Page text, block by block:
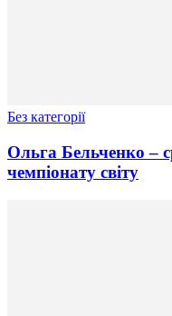
Без категорії
Ольга Бельченко –
чемпіонату світу